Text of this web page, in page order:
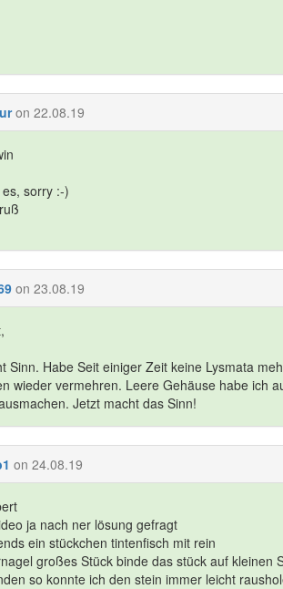
on 22.08.19
sorry :-)
on 23.08.19
Sinn. Habe Seit einiger Zeit keine Lysmata
wieder vermehren. Leere Gehäuse habe ich
Jetzt macht das Sinn!
on 24.08.19
ja nach ner lösung gefragt
ein stückchen tintenfisch mit rein
großes Stück binde das stück auf kleinen
so konnte ich den stein immer leicht